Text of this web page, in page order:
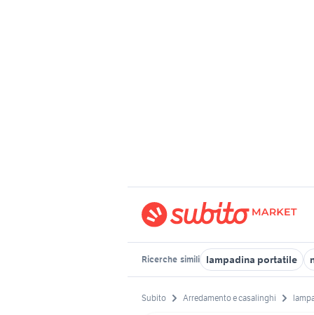
Ricerche simili lampadina portatile
Subito Arredamento e casalinghi